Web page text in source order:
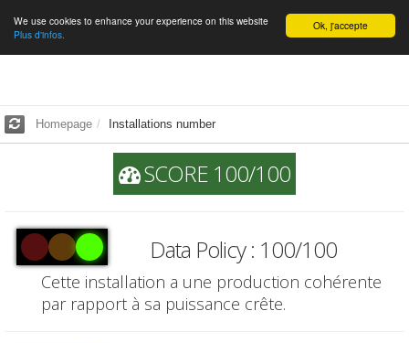
English Ok, j'accepte
We use cookies to enhance your experience on this website
Plus d'infos.
Homepage Installations number
SCORE 100/100
Data Policy : 100/100
Cette installation a une production cohérente
par rapport à sa puissance crête.